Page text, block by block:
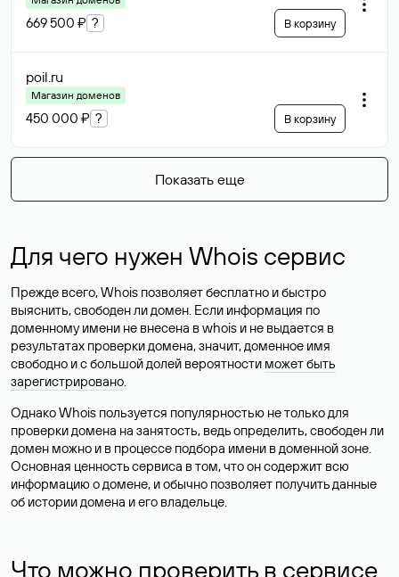
669 500 ₽ ? В корзину
poil.ru
Магазин доменов
450 000 ₽ ? В корзину
Показать еще
Для чего нужен Whois сервис
Прежде всего, Whois позволяет бесплатно и быстро
выяснить, свободен ли домен. Если информация по
доменному имени не внесена в whois и не выдается в
результатах проверки домена, значит, доменное имя
свободно и с большой долей вероятности может быть
зарегистрировано.
Однако Whois пользуется популярностью не только для
проверки домена на занятость, ведь определить, свободен ли
домен можно и в процессе подбора имени в доменной зоне.
Основная ценность сервиса в том, что он содержит всю
информацию о домене, и обычно позволяет получить данные
об истории домена и его владельце.
Что можно проверить в сервисе